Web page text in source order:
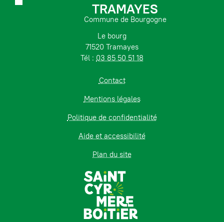
TRAMAYES
Commune de Bourgogne
Le bourg
71520 Tramayes
Tél : 03 85 50 51 18
Contact
Mentions légales
Politique de confidentialité
Aide et accessibilité
Plan du site